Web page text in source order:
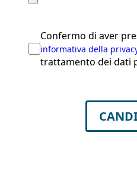
Confermo di aver
informativa della
trattamento dei dati